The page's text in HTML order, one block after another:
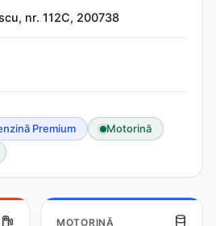
nr. 112C, 200738
Premium
Motorină
MOTORINĂ